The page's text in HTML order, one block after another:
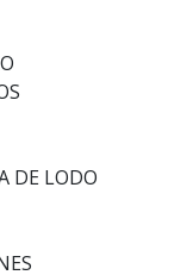
DE LODO